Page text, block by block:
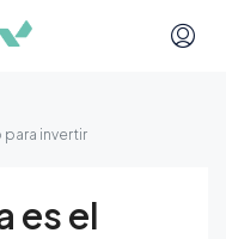
invertir
es el